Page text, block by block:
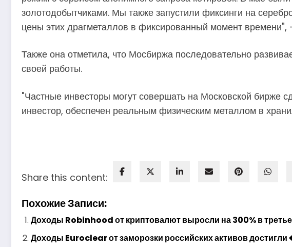
золотодобытчиками. Мы также запустили фиксинги на
цены этих драгметаллов в фиксированный момент времени",
Также она отметила, что Мосбиржа последовательно
своей работы.
"Частные инвесторы могут совершать на Московской бирже
инвестор, обеспечен реальным физическим металлом в
Share this content:
Похожие Записи:
Доходы Robinhood от криптовалют выросли на 300% в
Доходы Euroclear от заморозки российских активов достигли